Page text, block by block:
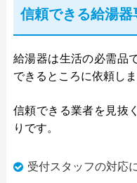
信頼できる給湯
給湯器は生活の必需品
できるところに依頼しま
信頼できる業者を見抜
りです。
受付スタッフの対応